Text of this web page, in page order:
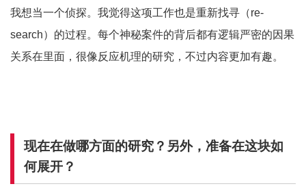
我想当一个侦探。我觉得这项工作也是重新找寻（re-
search）的过程。每个神秘案件的背后都有逻辑严密的因果
关系在里面，很像反应机理的研究，不过内容更加有趣。
现在在做哪方面的研究？另外，准备在这块如
何展开？